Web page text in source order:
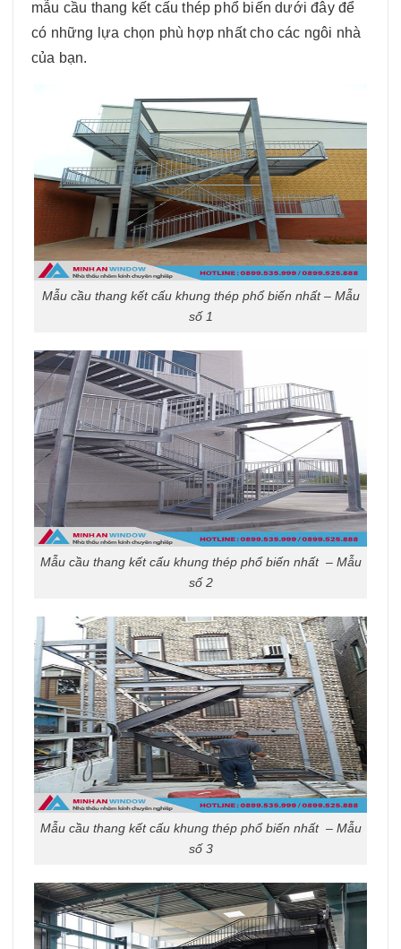
mẫu cầu thang kết cấu thép phổ biến dưới đây để
có những lựa chọn phù hợp nhất cho các ngôi nhà
của bạn.
Mẫu cầu thang kết cấu khung thép phổ biến nhất – Mẫu
số 1
Mẫu cầu thang kết cấu khung thép phổ biến nhất – Mẫu
số 2
Mẫu cầu thang kết cấu khung thép phổ biến nhất – Mẫu
số 3